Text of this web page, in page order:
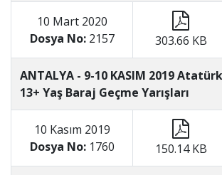
10 Mart 2020
Dosya No:2157 303.66 KB
ANTALYA - 9-10 KASIM 2019
13+ Yaş Baraj Geçme Yarışları
10 Kasım 2019
Dosya No:1760 150.14 KB